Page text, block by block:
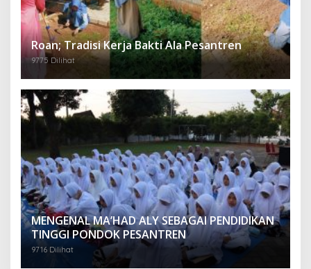
Roan; Tradisi Kerja Bakti Ala Pesantren
9775 Dilihat
MENGENAL MA’HAD ALY SEBAGAI PENDIDIKAN
TINGGI PONDOK PESANTREN
9716 Dilihat